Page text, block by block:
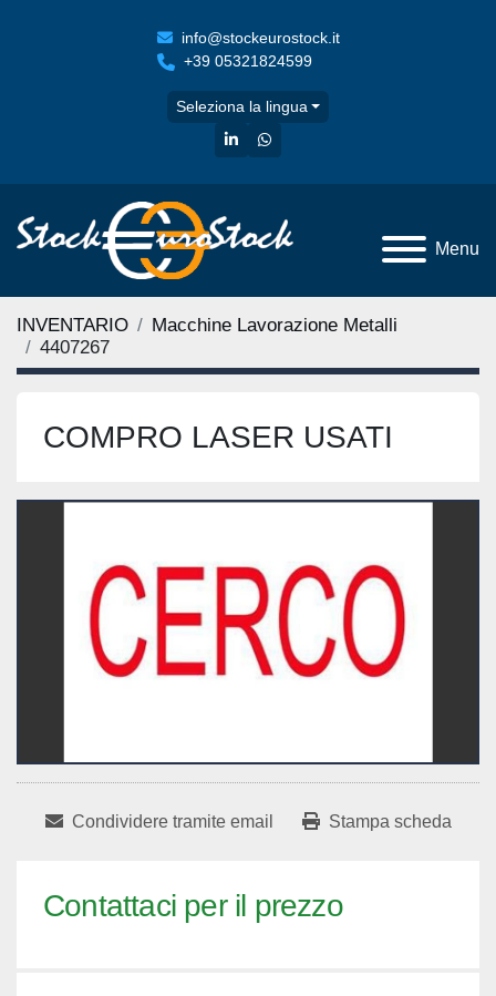
info@stockeurostock.it
+39 05321824599
Seleziona la lingua
linkedinwhatsapp
Menu
INVENTARIO
Macchine Lavorazione Metalli
4407267
COMPRO LASER USATI
Condividere tramite email Stampa scheda
Contattaci per il prezzo